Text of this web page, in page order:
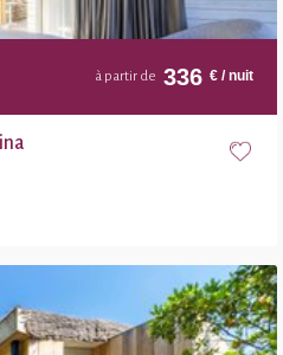
à partir de 336 € / nuit